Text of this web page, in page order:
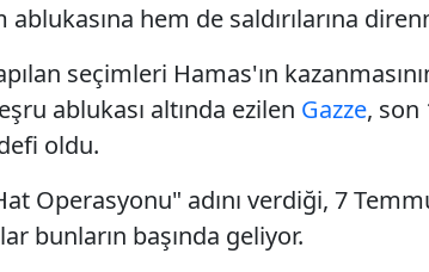
ablukasına hem de saldırılarına
seçimleri Hamas'ın
ablukası altında ezilen Gazze, son
oldu.
Operasyonu" adını verdiği, 7
bunların başında geliyor.